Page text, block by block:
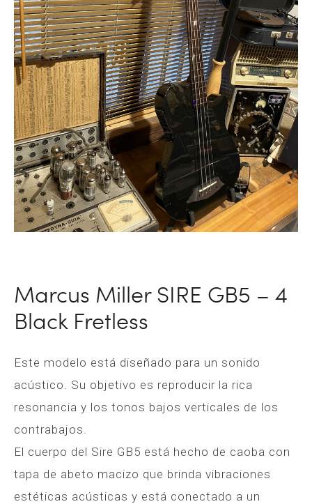
Marcus Miller SIRE GB5 – 4
Black Fretless
Este modelo está diseñado para un sonido
acústico. Su objetivo es reproducir la rica
resonancia y los tonos bajos verticales de los
contrabajos.
El cuerpo del Sire GB5 está hecho de caoba con
tapa de abeto macizo que brinda vibraciones
estéticas acústicas y está conectado a un